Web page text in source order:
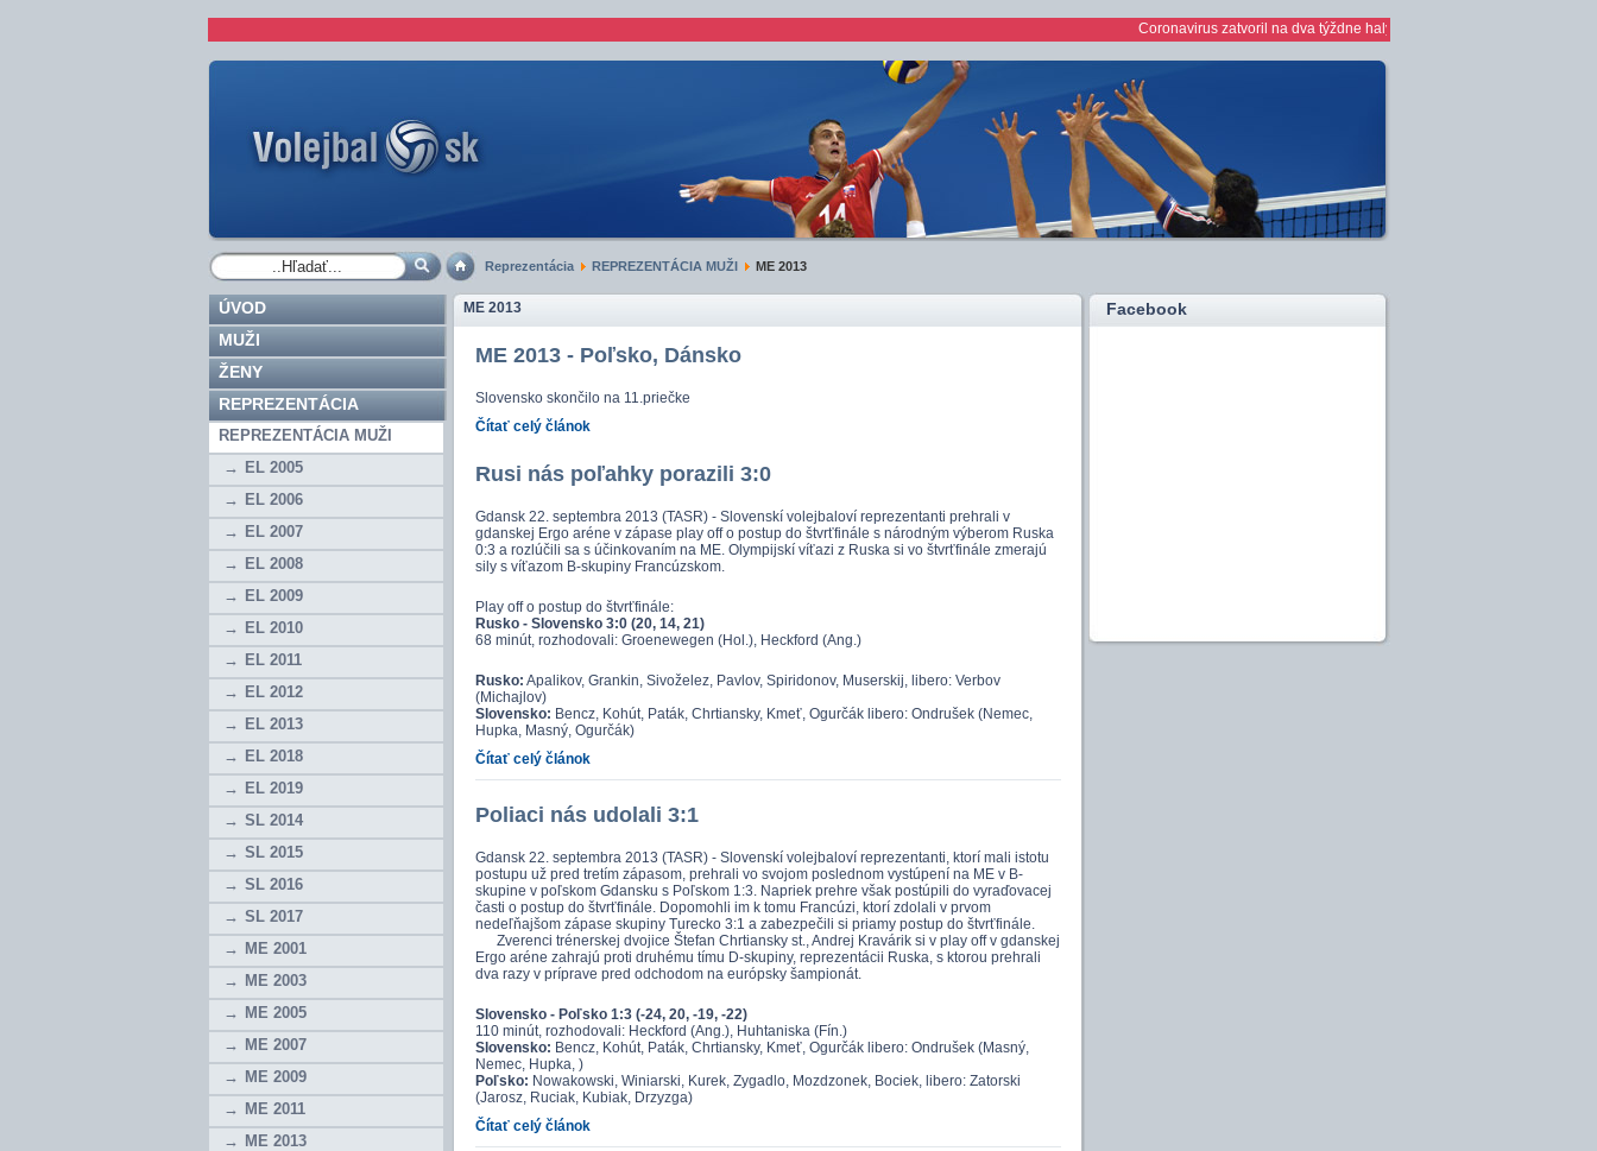
Coronavirus zatvoril na dva týždne haly *** 1/2 finále play off žien ***
Reprezentácia REPREZENTÁCIA MUŽI ME 2013
ÚVOD
MUŽI
ŽENY
REPREZENTÁCIA
REPREZENTÁCIA MUŽI
EL 2005
EL 2006
EL 2007
EL 2008
EL 2009
EL 2010
EL 2011
EL 2012
EL 2013
EL 2018
EL 2019
SL 2014
SL 2015
SL 2016
SL 2017
ME 2001
ME 2003
ME 2005
ME 2007
ME 2009
ME 2011
ME 2013
ME 2013
ME 2013 - Poľsko, Dánsko
Slovensko skončilo na 11.priečke
Čítať celý článok
Rusi nás poľahky porazili 3:0
Gdansk 22. septembra 2013 (TASR) - Slovenskí volejbaloví reprezentanti prehrali v
gdanskej Ergo aréne v zápase play off o postup do štvrťfinále s národným výberom Ruska
0:3 a rozlúčili sa s účinkovaním na ME. Olympijskí víťazi z Ruska si vo štvrťfinále zmerajú
sily s víťazom B-skupiny Francúzskom.
Play off o postup do štvrťfinále:
Rusko - Slovensko 3:0 (20, 14, 21)
68 minút, rozhodovali: Groenewegen (Hol.), Heckford (Ang.)
Rusko: Apalikov, Grankin, Sivoželez, Pavlov, Spiridonov, Muserskij, libero: Verbov
(Michajlov)
Slovensko: Bencz, Kohút, Paták, Chrtiansky, Kmeť, Ogurčák libero: Ondrušek (Nemec,
Hupka, Masný, Ogurčák)
Čítať celý článok
Poliaci nás udolali 3:1
Gdansk 22. septembra 2013 (TASR) - Slovenskí volejbaloví reprezentanti, ktorí mali istotu
postupu už pred tretím zápasom, prehrali vo svojom poslednom vystúpení na ME v B-
skupine v poľskom Gdansku s Poľskom 1:3. Napriek prehre však postúpili do vyraďovacej
časti o postup do štvrťfinále. Dopomohli im k tomu Francúzi, ktorí zdolali v prvom
nedeľňajšom zápase skupiny Turecko 3:1 a zabezpečili si priamy postup do štvrťfinále.
Zverenci trénerskej dvojice Štefan Chrtiansky st., Andrej Kravárik si v play off v gdanskej
Ergo aréne zahrajú proti druhému tímu D-skupiny, reprezentácii Ruska, s ktorou prehrali
dva razy v príprave pred odchodom na európsky šampionát.
Slovensko - Poľsko 1:3 (-24, 20, -19, -22)
110 minút, rozhodovali: Heckford (Ang.), Huhtaniska (Fín.)
Slovensko: Bencz, Kohút, Paták, Chrtiansky, Kmeť, Ogurčák libero: Ondrušek (Masný,
Nemec, Hupka, )
Poľsko: Nowakowski, Winiarski, Kurek, Zygadlo, Mozdzonek, Bociek, libero: Zatorski
(Jarosz, Ruciak, Kubiak, Drzyzga)
Čítať celý článok
Facebook